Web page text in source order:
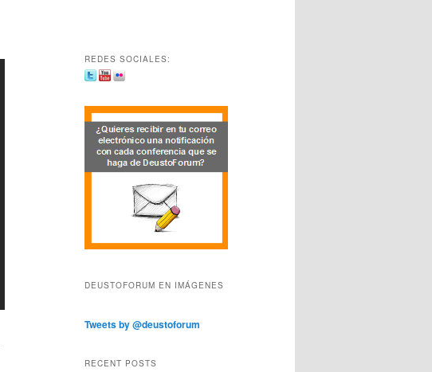
REDES SOCIALES:
DEUSTOFORUM EN IMÁGENES
Tweets by @deustoforum
RECENT POSTS